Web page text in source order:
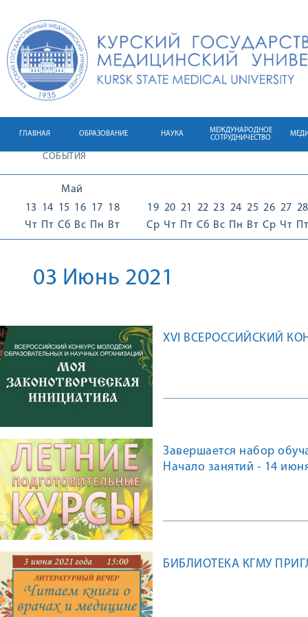
ГЛАВНАЯ ОБРАЗОВАНИЕ НАУКА
МЕЖДУНАРОДНОЕ
СОТРУДНИЧЕСТВО
СОБЫТИЯ
Май
13
Чт
14
Пт
15
Сб
16
Вс
17
Пн
18
Вт
19
Ср
20
Чт
21
Пт
22
Сб
23
Вс
24
Пн
25
Вт
26
Ср
27
Чт
28
Пт
03 Июнь 2021
XVI ВСЕРОССИЙСКИЙ
Завершается набор
Начало занятий - 14
БИБЛИОТЕКА КГМУ